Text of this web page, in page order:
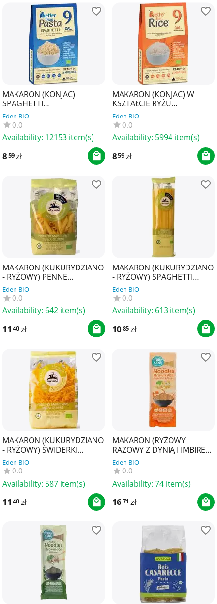
MAKARON (KONJAC)
SPAGHETTI
BEZGLUTENOWY BIO 385 g
(300 g) - BETTER THAN
FOODS
Eden BIO
0.0
Availability: 12153 item(s)
859zł
MAKARON (KONJAC) W
KSZTAŁCIE RYŻU
BEZGLUTENOWY BIO 385 g
(300 g) - BETTER THAN
FOODS
Eden BIO
0.0
Availability: 5994 item(s)
859zł
MAKARON (KUKURYDZIANO
- RYŻOWY) PENNE
BEZGLUTENOWY BIO 250 g -
ALCE NERO
Eden BIO
0.0
Availability: 642 item(s)
11 40zł
MAKARON (KUKURYDZIANO
- RYŻOWY) SPAGHETTI
BEZGLUTENOWY BIO 250 g -
ALCE NERO
Eden BIO
0.0
Availability: 613 item(s)
1085zł
MAKARON (KUKURYDZIANO
- RYŻOWY) ŚWIDERKI
BEZGLUTENOWY BIO 250 g -
ALCE NERO
Eden BIO
0.0
Availability: 587 item(s)
11 40zł
MAKARON (RYŻOWY
RAZOWY Z DYNIĄ I IMBIREM)
NOODLE SPAGHETTI
BEZGLUTENOWY BIO 250 g -
TER...
Eden BIO
0.0
Availability: 74 item(s)
1671 zł